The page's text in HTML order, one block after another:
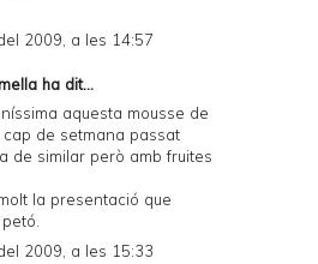
2009, a les 14:57
ha dit...
aquesta mousse de
cap de setmana passat
de similar però amb fruites
la presentació que
2009, a les 15:33